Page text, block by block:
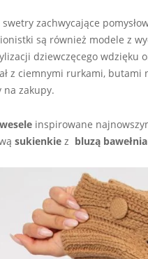
zachwycające
są również modele z
dziewczęcego wdzięku
z ciemnymi rurkami, butami
na zakupy.
inspirowane
sukienkie z bluzą